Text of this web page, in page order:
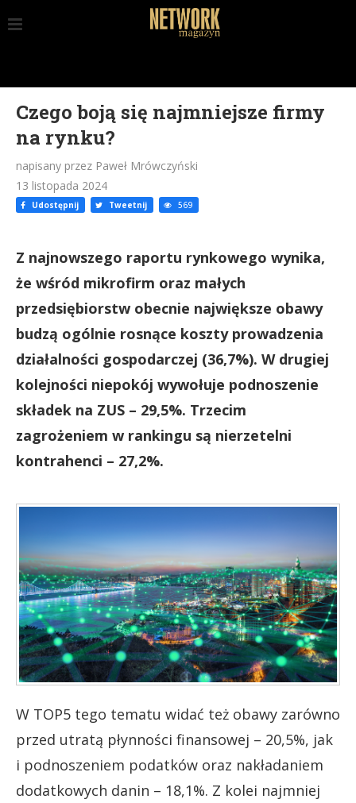
Czego boją się najmniejsze firmy
na rynku?
napisany przez Paweł Mrówczyński
13 listopada 2024
Udostępnij Tweetnij 569
Z najnowszego raportu rynkowego wynika,
że wśród mikrofirm oraz małych
przedsiębiorstw obecnie największe obawy
budzą ogólnie rosnące koszty prowadzenia
działalności gospodarczej (36,7%). W drugiej
kolejności niepokój wywołuje podnoszenie
składek na ZUS – 29,5%. Trzecim
zagrożeniem w rankingu są nierzetelni
kontrahenci – 27,2%.
W TOP5 tego tematu widać też obawy zarówno
przed utratą płynności finansowej – 20,5%, jak
i podnoszeniem podatków oraz nakładaniem
dodatkowych danin – 18,1%. Z kolei najmniej